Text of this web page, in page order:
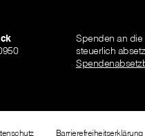
Spenden an die
steuerlich
Barrierefreiheitserklärung